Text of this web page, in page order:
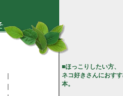
■ほっこりしたい方、
ネコ好きさんにおす
本。